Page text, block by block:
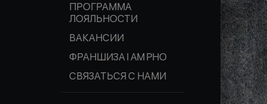
ПРОГРАММА
ЛОЯЛЬНОСТИ
ВАКАНСИИ
ФРАНШИЗА I AM PHO
СВЯЗАТЬСЯ С НАМИ